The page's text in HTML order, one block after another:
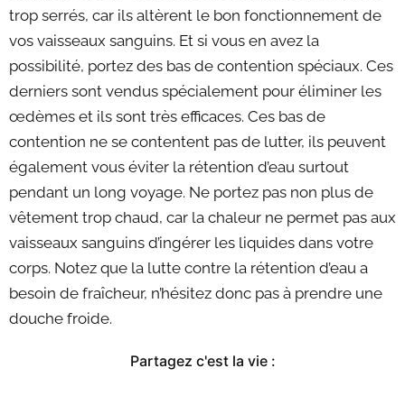
trop serrés, car ils altèrent le bon fonctionnement de
vos vaisseaux sanguins. Et si vous en avez la
possibilité, portez des bas de contention spéciaux. Ces
derniers sont vendus spécialement pour éliminer les
œdèmes et ils sont très efficaces. Ces bas de
contention ne se contentent pas de lutter, ils peuvent
également vous éviter la rétention d’eau surtout
pendant un long voyage. Ne portez pas non plus de
vêtement trop chaud, car la chaleur ne permet pas aux
vaisseaux sanguins d’ingérer les liquides dans votre
corps. Notez que la lutte contre la rétention d’eau a
besoin de fraîcheur, n’hésitez donc pas à prendre une
douche froide.
Partagez c'est la vie :